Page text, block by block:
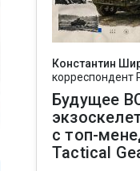
Константин
корреспондент
Будущее
с топ-
Tactical